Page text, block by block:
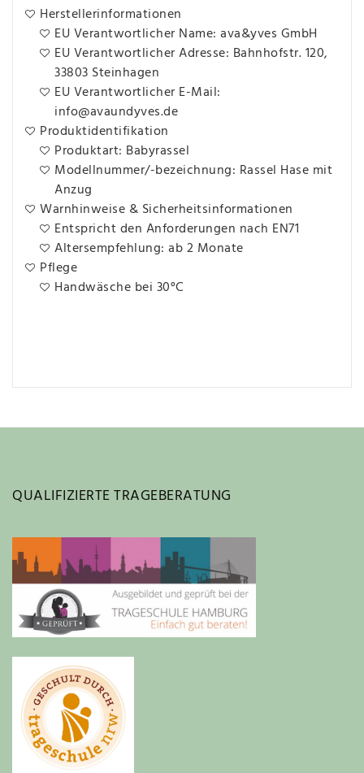
Herstellerinformationen
EU Verantwortlicher Name: ava&yves GmbH
EU Verantwortlicher Adresse: Bahnhofstr. 120,
33803 Steinhagen
EU Verantwortlicher E-Mail:
info@avaundyves.de
Produktidentifikation
Produktart: Babyrassel
Modellnummer/-bezeichnung: Rassel Hase mit
Anzug
Warnhinweise & Sicherheitsinformationen
Entspricht den Anforderungen nach EN71
Altersempfehlung: ab 2 Monate
Pflege
Handwäsche bei 30°C
QUALIFIZIERTE TRAGEBERATUNG